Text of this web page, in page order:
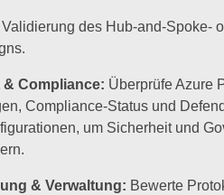
Validierung des Hub-and-Spoke-
Compliance: Überprüfe Azure
Compliance-Status und
um Sicherheit und
& Verwaltung: Bewerte